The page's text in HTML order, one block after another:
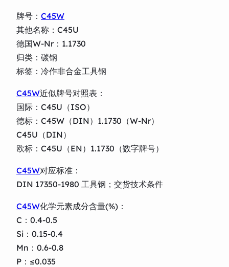
牌号： C45W
其他名称：C45U
德国W-Nr：1.1730
归类：碳钢
标签：冷作非合金工具钢
C45W近似牌号对照表：
国际：C45U（ISO）
德标：C45W（DIN）1.1730（W-Nr）
C45U（DIN）
欧标：C45U（EN）1.1730（数字牌号）
C45W对应标准：
DIN 17350-1980 工具钢；交货技术条件
C45W化学元素成分含量(%)：
C：0.4-0.5
Si：0.15-0.4
Mn：0.6-0.8
P：≤0.035